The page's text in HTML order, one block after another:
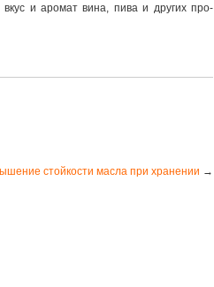
вкус и аромат вина, пива и других про­
стойкости масла при хранении →